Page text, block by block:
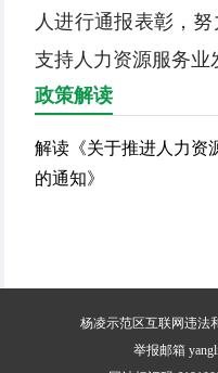
人进行通报表彰，努
支持人力资源服务业
政策解读
解读《关于推进人力资
的通知》
杨凌示范区互联网违法
举报邮箱